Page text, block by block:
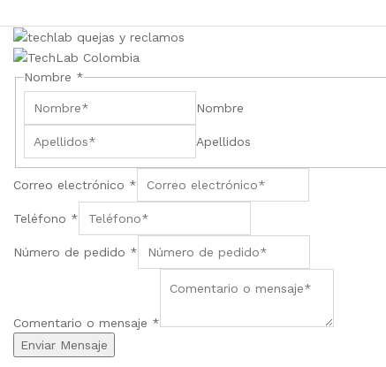
o
j
e
o
e
Nombre *
Nombre
Apellidos
Correo electrónico *
Teléfono *
Número de pedido *
Comentario o mensaje *
Enviar Mensaje